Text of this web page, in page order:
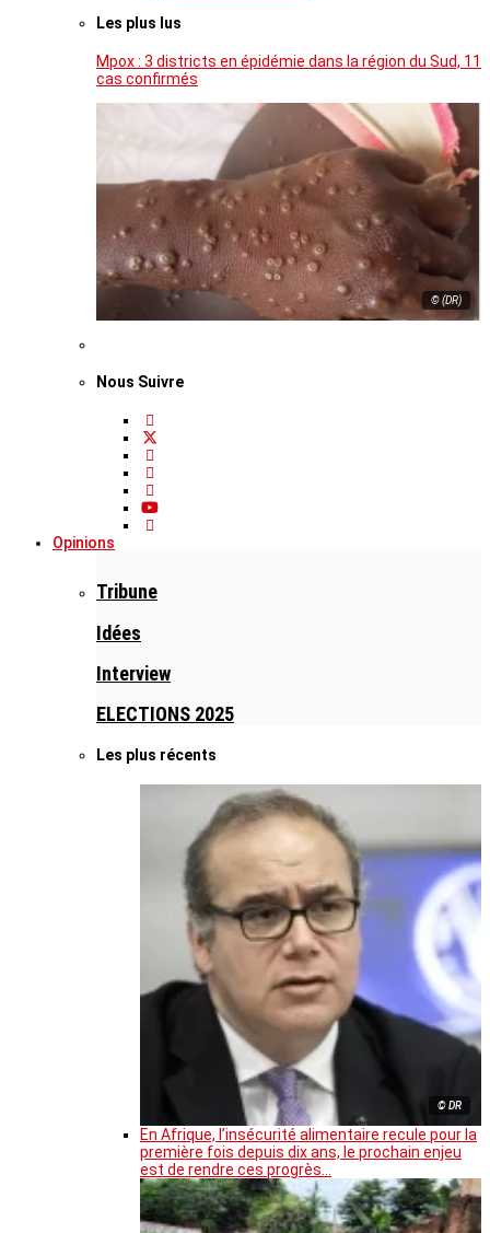
Les plus lus
Mpox : 3 districts en épidémie dans la région du Sud, 11
cas confirmés
© (DR)
Nous Suivre
Opinions
Tribune
Idées
Interview
ELECTIONS 2025
Les plus récents
© DR
En Afrique, l’insécurité alimentaire recule pour la
première fois depuis dix ans, le prochain enjeu
est de rendre ces progrès…